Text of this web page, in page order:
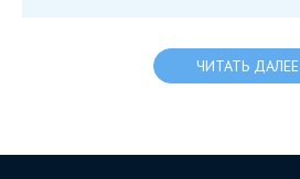
ЧИТАТЬ ДАЛЕЕ